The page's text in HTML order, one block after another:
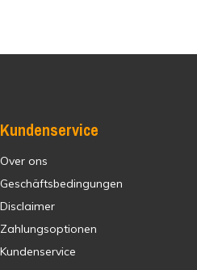
Kundenservice
Over ons
Geschäftsbedingungen
Disclaimer
Zahlungsoptionen
Kundenservice